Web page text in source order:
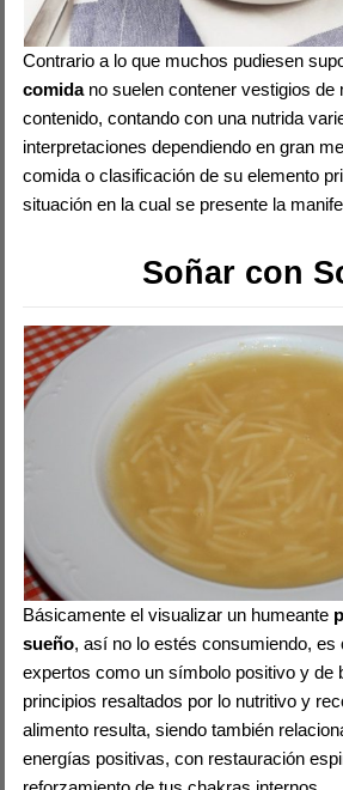
Contrario a lo que muchos pudiesen
comidano suelen contener vestigios de
contenido, contando con una nutrida
interpretaciones dependiendo en gran
comida o clasificación de su elemento
situación en la cual se presente la
Soñar con
Básicamente el visualizar un humeante
sueño, así no lo estés consumiendo, es
expertos como un símbolo positivo y de
principios resaltados por lo nutritivo y
alimento resulta, siendo también
energías positivas, con restauración